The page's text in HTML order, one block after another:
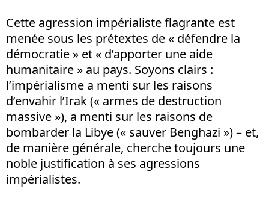
Cette agression impérialiste flagrante est
menée sous les prétextes de « défendre la
démocratie » et « d’apporter une aide
humanitaire » au pays. Soyons clairs :
l’impérialisme a menti sur les raisons
d’envahir l’Irak (« armes de destruction
massive »), a menti sur les raisons de
bombarder la Libye (« sauver Benghazi ») – et,
de manière générale, cherche toujours une
noble justification à ses agressions
impérialistes.